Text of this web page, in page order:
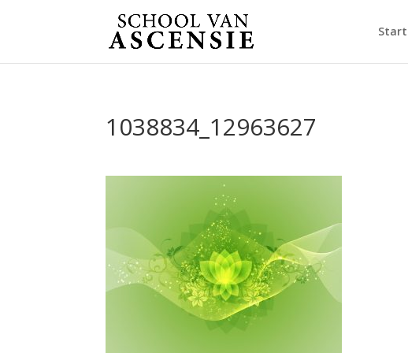
Start
1038834_12963627